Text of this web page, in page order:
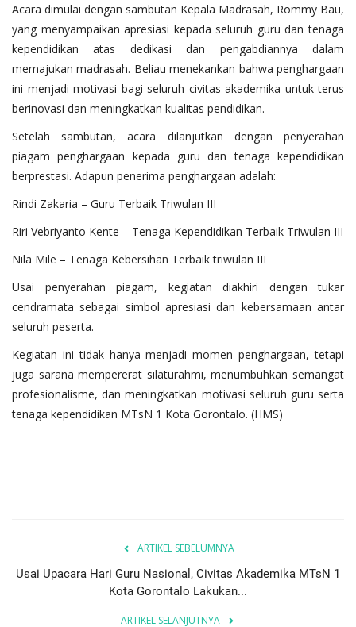
Acara dimulai dengan sambutan Kepala Madrasah, Rommy Bau,
yang menyampaikan apresiasi kepada seluruh guru dan tenaga
kependidikan atas dedikasi dan pengabdiannya dalam
memajukan madrasah. Beliau menekankan bahwa penghargaan
ini menjadi motivasi bagi seluruh civitas akademika untuk terus
berinovasi dan meningkatkan kualitas pendidikan.
Setelah sambutan, acara dilanjutkan dengan penyerahan
piagam penghargaan kepada guru dan tenaga kependidikan
berprestasi. Adapun penerima penghargaan adalah:
Rindi Zakaria – Guru Terbaik Triwulan III
Riri Vebriyanto Kente – Tenaga Kependidikan Terbaik Triwulan III
Nila Mile – Tenaga Kebersihan Terbaik triwulan III
Usai penyerahan piagam, kegiatan diakhiri dengan tukar
cendramata sebagai simbol apresiasi dan kebersamaan antar
seluruh peserta.
Kegiatan ini tidak hanya menjadi momen penghargaan, tetapi
juga sarana mempererat silaturahmi, menumbuhkan semangat
profesionalisme, dan meningkatkan motivasi seluruh guru serta
tenaga kependidikan MTsN 1 Kota Gorontalo. (HMS)
ARTIKEL SEBELUMNYA
Usai Upacara Hari Guru Nasional, Civitas Akademika MTsN 1
Kota Gorontalo Lakukan...
ARTIKEL SELANJUTNYA